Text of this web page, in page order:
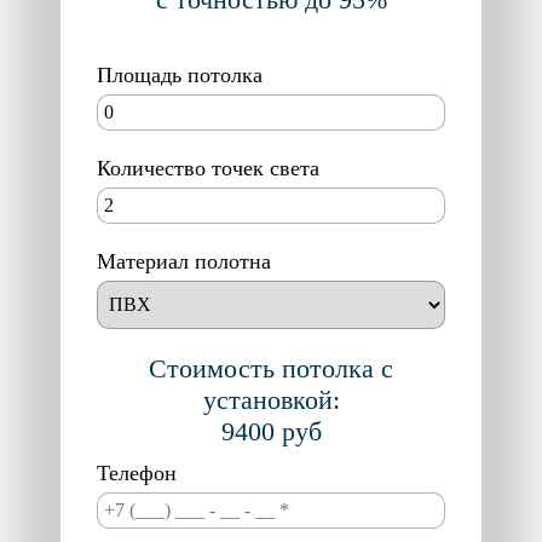
Площадь потолка
Количество точек света
Материал полотна
Стоимость потолка с
установкой:
9400руб
Телефон